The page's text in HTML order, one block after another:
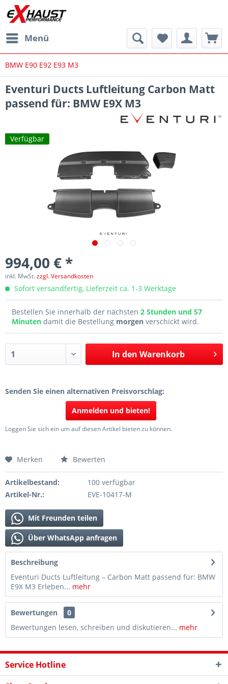
Menü
BMW E90 E92 E93 M3
Eventuri Ducts Luftleitung Carbon Matt
passend für: BMW E9X M3
Verfügbar
994,00 € *
inkl. MwSt.zzgl. Versandkosten
Sofort versandfertig, Lieferzeit ca. 1-3 Werktage
Bestellen Sie innerhalb der nächsten 2 Stunden und 57
Minuten damit die Bestellung morgen verschickt wird.
In den Warenkorb
Senden Sie einen alternativen Preisvorschlag:
Anmelden und bieten!
Loggen Sie sich ein um auf diesen Artikel bieten zu können.
Merken Bewerten
Artikelbestand:
100 verfügbar
Artikel-Nr.:
EVE-10417-M
Mit Freunden teilen
Über WhatsApp anfragen
Beschreibung
Eventuri Ducts Luftleitung – Carbon Matt passend für: BMW
E9X M3 Erleben... mehr
Bewertungen
0
Bewertungen lesen, schreiben und diskutieren... mehr
Service Hotline